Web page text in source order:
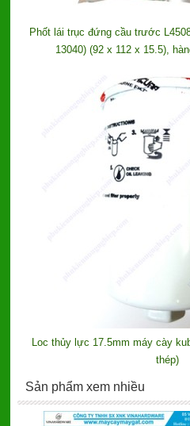
Phốt lái trục đứng cầu trước
13040) (92 x 112 x 15.5),
Loc thủy lực 17.5mm máy cày
thép)
Sản phẩm xem nhiều